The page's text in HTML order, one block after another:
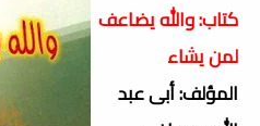
كتاب: والله يضاعف
لمن يشاء
المؤلف: أبى عبد